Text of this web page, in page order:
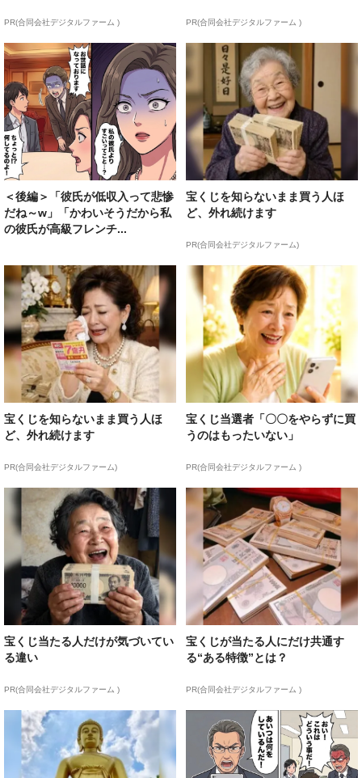
PR(合同会社デジタルファーム ) PR(合同会社デジタルファーム )
＜後編＞「彼氏が低収入って悲惨
だね～w」「かわいそうだから私
の彼氏が高級フレンチ...
宝くじを知らないまま買う人ほ
ど、外れ続けます
PR(合同会社デジタルファーム)
宝くじを知らないまま買う人ほ
ど、外れ続けます
PR(合同会社デジタルファーム)
宝くじ当選者「〇〇をやらずに買
うのはもったいない」
PR(合同会社デジタルファーム )
宝くじ当たる人だけが気づいてい
る違い
PR(合同会社デジタルファーム )
宝くじが当たる人にだけ共通す
る“ある特徴”とは？
PR(合同会社デジタルファーム )